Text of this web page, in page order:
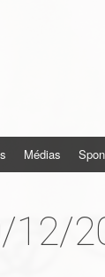
Médias
12/